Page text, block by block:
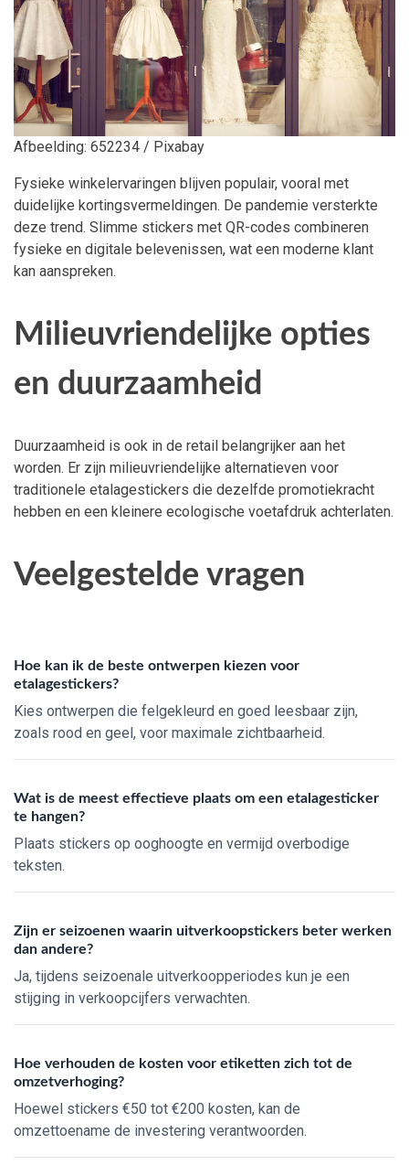
Afbeelding: 652234 / Pixabay
Fysieke winkelervaringen blijven populair, vooral met
duidelijke kortingsvermeldingen. De pandemie versterkte
deze trend. Slimme stickers met QR-codes combineren
fysieke en digitale belevenissen, wat een moderne klant
kan aanspreken.
Milieuvriendelijke opties
en duurzaamheid
Duurzaamheid is ook in de retail belangrijker aan het
worden. Er zijn milieuvriendelijke alternatieven voor
traditionele etalagestickers die dezelfde promotiekracht
hebben en een kleinere ecologische voetafdruk achterlaten.
Veelgestelde vragen
Hoe kan ik de beste ontwerpen kiezen voor
etalagestickers?
Kies ontwerpen die felgekleurd en goed leesbaar zijn,
zoals rood en geel, voor maximale zichtbaarheid.
Wat is de meest effectieve plaats om een etalagesticker
te hangen?
Plaats stickers op ooghoogte en vermijd overbodige
teksten.
Zijn er seizoenen waarin uitverkoopstickers beter werken
dan andere?
Ja, tijdens seizoenale uitverkoopperiodes kun je een
stijging in verkoopcijfers verwachten.
Hoe verhouden de kosten voor etiketten zich tot de
omzetverhoging?
Hoewel stickers €50 tot €200 kosten, kan de
omzettoename de investering verantwoorden.